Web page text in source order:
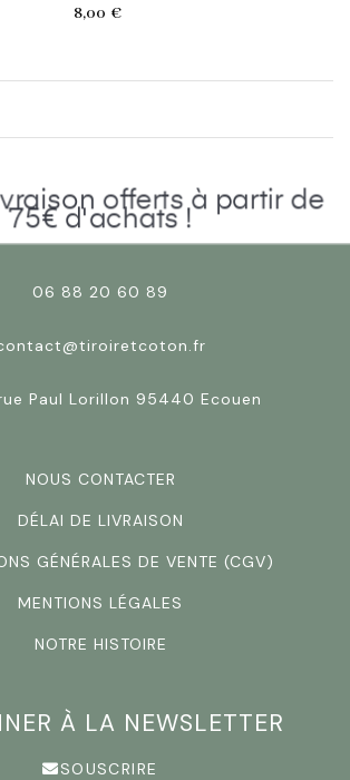
Prix
8,00 €
offerts à partir de
75€ d'achats !
06 88 20 60 89
Paul Lorillon 95440 Ecouen
NOUS CONTACTER
DÉLAI DE LIVRAISON
GÉNÉRALES DE VENTE (CGV)
MENTIONS LÉGALES
NOTRE HISTOIRE
À LA NEWSLETTER
SOUSCRIRE